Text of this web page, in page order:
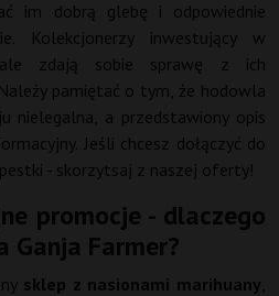
im dobrą glebę i odpowiednie
Kolekcjonerzy inwestujący w
zdają sobie sprawę z ich
pamiętać o tym, że hodowla
nielegalna, a przedstawiony opis
Jeśli chcesz dołączyć do
- skorzytsaj z naszej oferty!
promocje - dlaczego
Farmer?
sklep z nasionami marihuany